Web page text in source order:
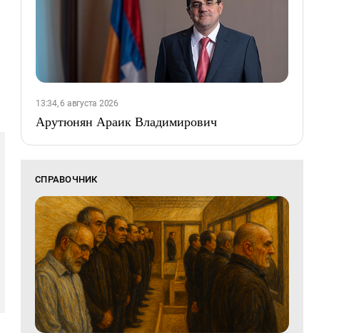
13:34, 6 августа 2026
Арутюнян Араик Владимирович
СПРАВОЧНИК